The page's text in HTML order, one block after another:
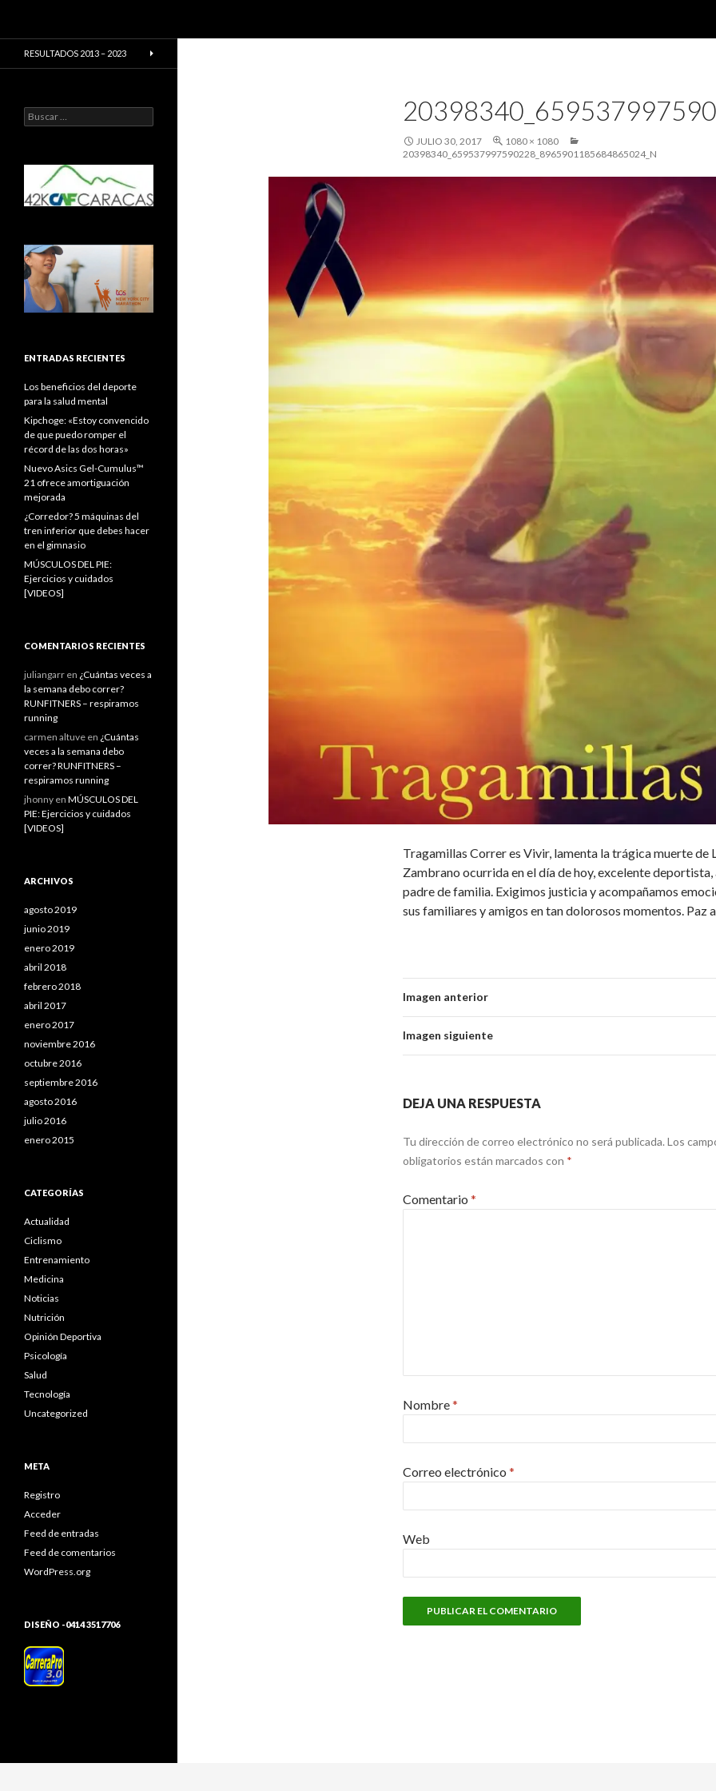
JULIO 30, 2017
1080 × 1080
20398340_659537997590228_8965901185684865024_N
Tragamillas Correr es Vivir, lamenta la trágica muerte de
Zambrano ocurrida en el día de hoy, excelente
padre de familia. Exigimos justicia y acompañamos
sus familiares y amigos en tan dolorosos momentos. Paz
Imagen anterior
Imagen siguiente
DEJA UNA RESPUESTA
Tu dirección de correo electrónico no será publicada. Los
obligatorios están marcados con *
Comentario *
Nombre*
Correo electrónico *
Web
eventos deportivos
RESULTADOS 2013 – 2023
Buscar:
ENTRADAS RECIENTES
Los beneficios del deporte
para la salud mental
Kipchoge: «Estoy convencido
de que puedo romper el
récord de las dos horas»
Nuevo Asics Gel-Cumulus™
21 ofrece amortiguación
mejorada
¿Corredor? 5 máquinas del
tren inferior que debes hacer
en el gimnasio
MÚSCULOS DEL PIE:
Ejercicios y cuidados
[VIDEOS]
COMENTARIOS RECIENTES
juliangarr en ¿Cuántas veces a
la semana debo correr?
RUNFITNERS – respiramos
running
carmen altuve en ¿Cuántas
veces a la semana debo
correr? RUNFITNERS –
respiramos running
jhonny en MÚSCULOS DEL
PIE: Ejercicios y cuidados
[VIDEOS]
ARCHIVOS
agosto 2019
junio 2019
enero 2019
abril 2018
febrero 2018
abril 2017
enero 2017
noviembre 2016
octubre 2016
septiembre 2016
agosto 2016
julio 2016
enero 2015
CATEGORÍAS
Actualidad
Ciclismo
Entrenamiento
Medicina
Noticias
Nutrición
Opinión Deportiva
Psicología
Salud
Tecnología
Uncategorized
META
Registro
Acceder
Feed de entradas
Feed de comentarios
WordPress.org
DISEÑO -0414 3517706